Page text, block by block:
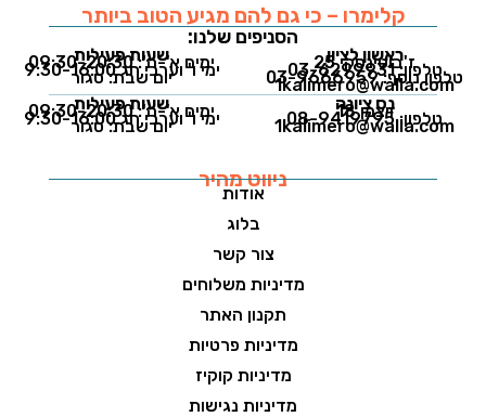
קלימרו – כי גם להם מגיע הטוב ביותר
הסניפים שלנו:
ראשון לציון
ז'בוטינסקי 25טלפון: 03-6299931
טלפון נוסף: 03-9666959
1kalimero@walla.com
שעות פעילותימים א'-ה': 09:30-20:30
ימי ו' וערבי חג 9:30-16:00
יום שבת: סגור
נס ציונה
ויצמן 18טלפון: 08-9419795
1kalimero@walla.com
שעות פעילותימים א'-ה': 09:30-20:30
ימי ו' וערבי חג 9:30-16:00
יום שבת: סגור
ניווט מהיר
אודות
בלוג
צור קשר
מדיניות משלוחים
תקנון האתר
מדיניות פרטיות
מדיניות קוקיז
מדיניות נגישות